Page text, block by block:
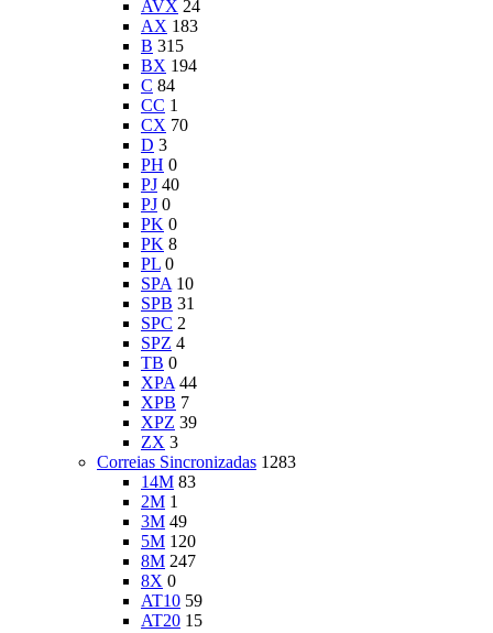
AVX 24
AX 183
B 315
BX 194
C 84
CC 1
CX 70
D 3
PH 0
PJ 40
PJ 0
PK 0
PK 8
PL 0
SPA 10
SPB 31
SPC 2
SPZ 4
TB 0
XPA 44
XPB 7
XPZ 39
ZX 3
Correias Sincronizadas 1283
14M 83
2M 1
3M 49
5M 120
8M 247
8X 0
AT10 59
AT20 15